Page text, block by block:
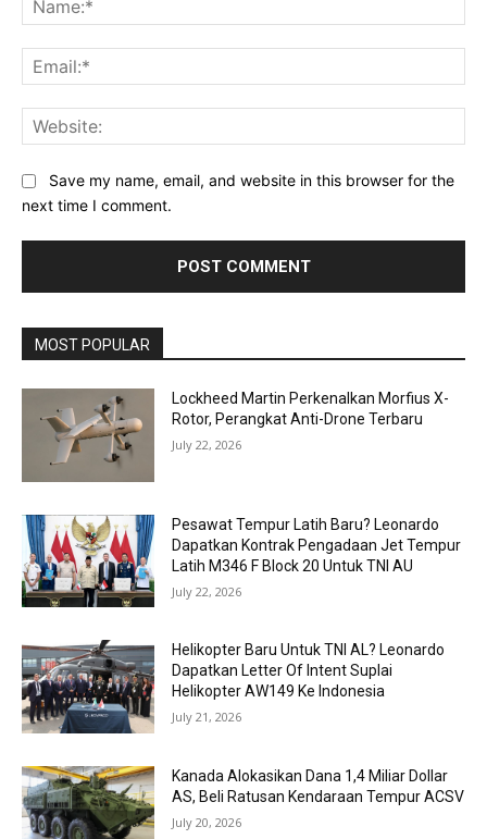
Save my name, email, and website in this browser for the
next time I comment.
MOST POPULAR
Lockheed Martin Perkenalkan Morfius X-
Rotor, Perangkat Anti-Drone Terbaru
July 22, 2026
Pesawat Tempur Latih Baru? Leonardo
Dapatkan Kontrak Pengadaan Jet Tempur
Latih M346 F Block 20 Untuk TNI AU
July 22, 2026
Helikopter Baru Untuk TNI AL? Leonardo
Dapatkan Letter Of Intent Suplai
Helikopter AW149 Ke Indonesia
July 21, 2026
Kanada Alokasikan Dana 1,4 Miliar Dollar
AS, Beli Ratusan Kendaraan Tempur ACSV
July 20, 2026